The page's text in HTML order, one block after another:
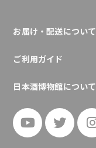
お届け・配送について
ご利用ガイド
日本酒博物館について